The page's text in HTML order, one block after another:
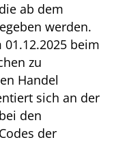
ab dem
werden.
beim
zu
Handel
sich an der
den
der